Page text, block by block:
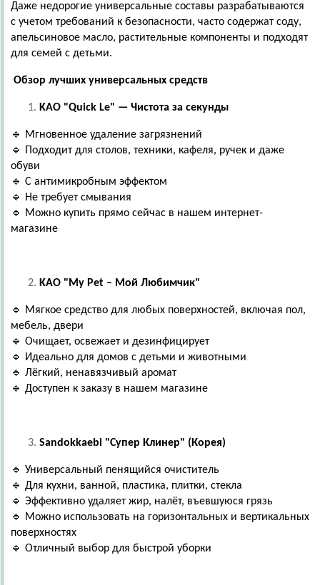
Даже недорогие универсальные составы разрабатываются
с учетом требований к безопасности, часто содержат соду,
апельсиновое масло, растительные компоненты и подходят
для семей с детьми.
Обзор лучших универсальных средств
KAO "Quick Le" — Чистота за секунды
🔹 Мгновенное удаление загрязнений
🔹 Подходит для столов, техники, кафеля, ручек и даже
обуви
🔹 С антимикробным эффектом
🔹 Не требует смывания
🔹 Можно купить прямо сейчас в нашем интернет-
магазине
KAO "My Pet – Мой Любимчик"
🔹 Мягкое средство для любых поверхностей, включая пол,
мебель, двери
🔹 Очищает, освежает и дезинфицирует
🔹 Идеально для домов с детьми и животными
🔹 Лёгкий, ненавязчивый аромат
🔹 Доступен к заказу в нашем магазине
Sandokkaebi "Супер Клинер" (Корея)
🔹 Универсальный пенящийся очиститель
🔹 Для кухни, ванной, пластика, плитки, стекла
🔹 Эффективно удаляет жир, налёт, въевшуюся грязь
🔹 Можно использовать на горизонтальных и вертикальных
поверхностях
🔹 Отличный выбор для быстрой уборки